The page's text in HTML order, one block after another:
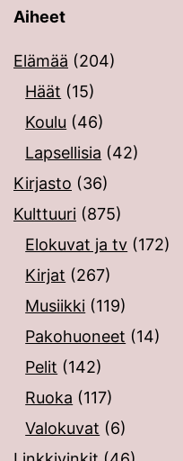
Aiheet
Elämää (204)
Häät (15)
Koulu (46)
Lapsellisia (42)
Kirjasto (36)
Kulttuuri (875)
Elokuvat ja tv (172)
Kirjat (267)
Musiikki (119)
Pakohuoneet (14)
Pelit (142)
Ruoka (117)
Valokuvat (6)